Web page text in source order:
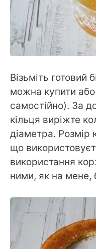
Візьміть готовий
можна купити або
самостійно). За
кільця виріжте
діаметра. Розмір
що
використання
ними, як на мене,